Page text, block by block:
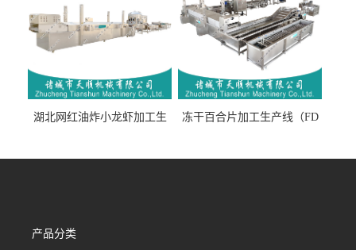
湖北网红油炸小龙虾加工生
线）
冻干百合片加工生产线（FD
线）
产品分类